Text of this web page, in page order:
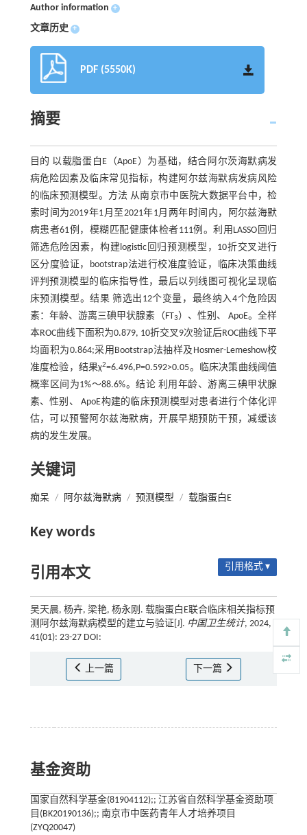
Author information +
文章历史 +
PDF (5550K)
摘要
目的 以载脂蛋白E（ApoE）为基础，结合阿尔茨海默病发
病危险因素及临床常见指标，构建阿尔兹海默病发病风险
的临床预测模型。方法 从南京市中医院大数据平台中，检
索时间为2019年1月至2021年1月两年时间内，阿尔兹海默
病患者61例，模糊匹配健康体检者111例。利用LASSO回归
筛选危险因素，构建logistic回归预测模型，10折交叉进行
区分度验证，bootstrap法进行校准度验证，临床决策曲线
评判预测模型的临床指导性，最后以列线图可视化呈现临
床预测模型。结果 筛选出12个变量，最终纳入4个危险因
素：年龄、游离三碘甲状腺素（FT3 ）、性别、 ApoE。全样
本ROC曲线下面积为0.879, 10折交叉9次验证后ROC曲线下平
均面积为0.864;采用Bootstrap法抽样及Hosmer-Lemeshow校
准度检验，结果χ2=6.496,P=0.592>0.05。临床决策曲线阈值
概率区间为1%～88.6%。结论 利用年龄、游离三碘甲状腺
素、性别、 ApoE构建的临床预测模型对患者进行个体化评
估，可以预警阿尔兹海默病，开展早期预防干预，减缓该
病的发生发展。
关键词
痴呆 / 阿尔兹海默病 / 预测模型 / 载脂蛋白E
Key words
引用本文 引用格式 ▾
吴天晨, 杨卉, 梁艳, 杨永刚. 载脂蛋白E联合临床相关指标预
测阿尔兹海默病模型的建立与验证[J]. 中国卫生统计, 2024,
41(01): 23-27 DOI:
上一篇 下一篇
基金资助
国家自然科学基金(81904112);; 江苏省自然科学基金资助项
目(BK20190136);; 南京市中医药青年人才培养项目
(ZYQ20047)